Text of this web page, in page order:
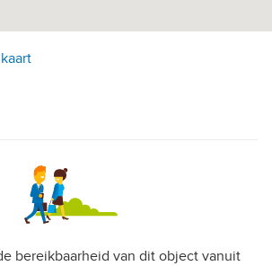
bereikbaarheid van dit object vanuit